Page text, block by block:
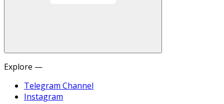
Explore —
Telegram Channel
Instagram